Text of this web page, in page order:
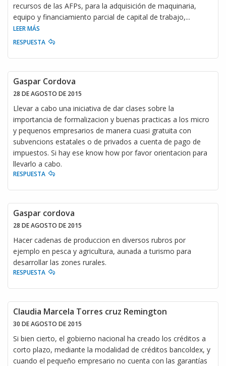
recursos de las AFPs, para la adquisición de maquinaria,
equipo y financiamiento parcial de capital de trabajo,...
LEER MÁS
RESPUESTA
Gaspar Cordova
28 DE AGOSTO DE 2015
Llevar a cabo una iniciativa de dar clases sobre la
importancia de formalizacion y buenas practicas a los micro
y pequenos empresarios de manera cuasi gratuita con
subvencions estatales o de privados a cuenta de pago de
impuestos. Si hay ese know how por favor orientacion para
llevarlo a cabo.
RESPUESTA
Gaspar cordova
28 DE AGOSTO DE 2015
Hacer cadenas de produccion en diversos rubros por
ejemplo en pesca y agricultura, aunada a turismo para
desarrollar las zones rurales.
RESPUESTA
Claudia Marcela Torres cruz Remington
30 DE AGOSTO DE 2015
Si bien cierto, el gobierno nacional ha creado los créditos a
corto plazo, mediante la modalidad de créditos bancoldex, y
cuando el pequeño empresario no cuenta con las garantías